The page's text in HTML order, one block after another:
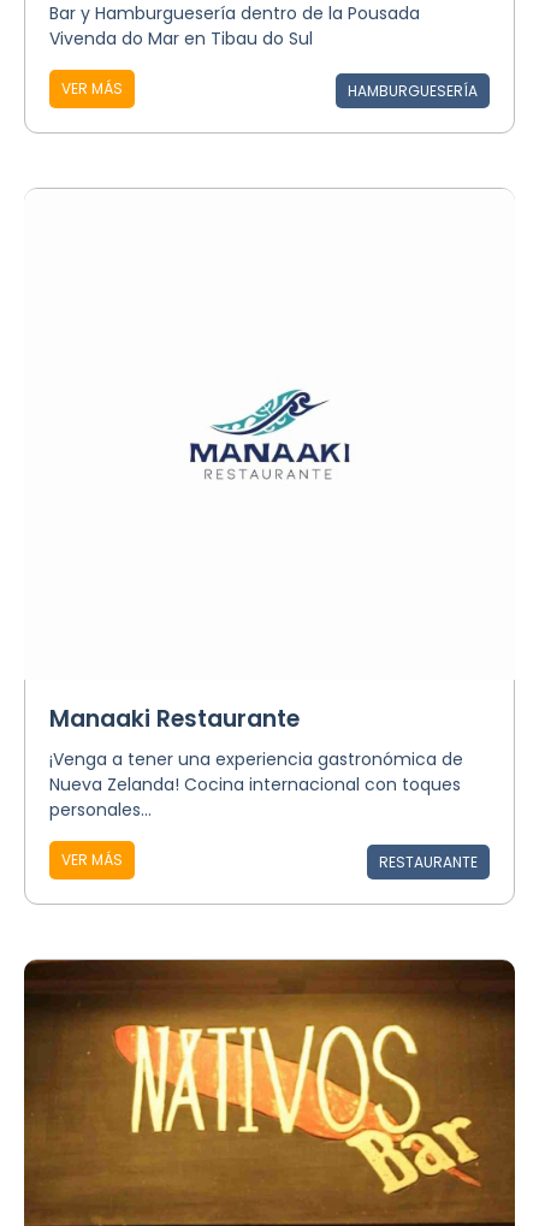
Bar y Hamburguesería dentro de la Pousada
Vivenda do Mar en Tibau do Sul
VER MÁS HAMBURGUESERÍA
Manaaki Restaurante
¡Venga a tener una experiencia gastronómica de
Nueva Zelanda! Cocina internacional con toques
personales...
VER MÁS RESTAURANTE